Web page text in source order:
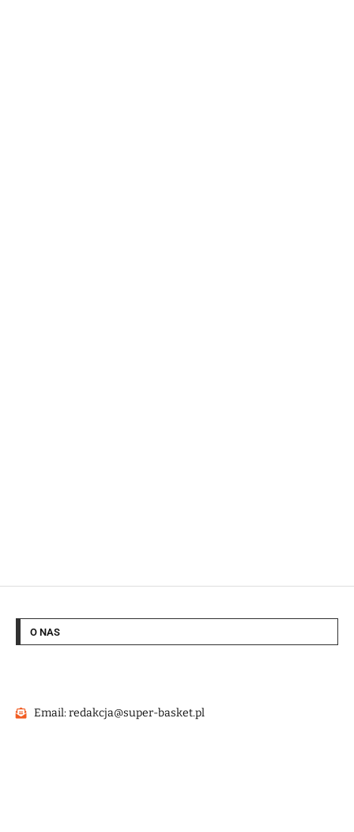
O NAS
Email: redakcja@super-basket.pl